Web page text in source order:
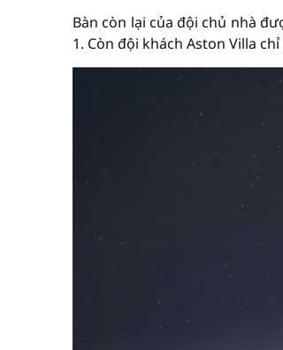
Bàn còn lại của đội chủ nhà
1. Còn đội khách Aston Villa